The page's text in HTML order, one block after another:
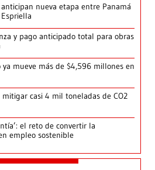
nueva etapa entre Panamá
y pago anticipado total para obras
mueve más de $4,596 millones en
casi 4 mil toneladas de CO2
el reto de convertir la
empleo sostenible